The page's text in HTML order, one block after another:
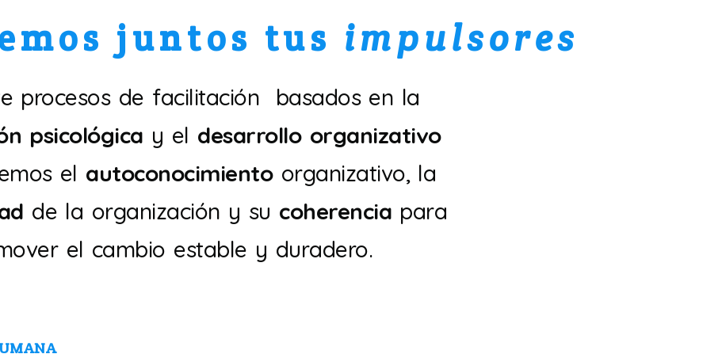
juntos tus impulsores
procesos de facilitación basados en la
psicológica y el desarrollo organizativo
el autoconocimientoorganizativo, la
de la organización y su coherencia para
el cambio estable y duradero.